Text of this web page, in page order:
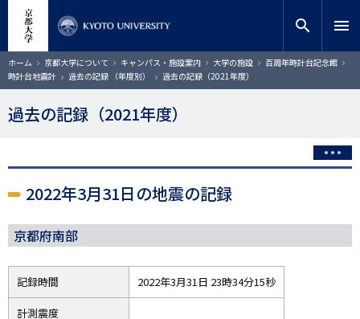
コ
ン
テ
ン
ツ
動
サイト内検索
検索
search menu
ホーム 京都大学について キャンパス・施設案内 大学の施設
百周年時計台記念館
時計台地震計
過去の記録 （年度別） 過去の記録（2021年度）
過去の記録（2021年度）
2022年3月31日の地震の記録
京都府南部
記録時間 2022年3月31日 23時34分15秒
計測震度